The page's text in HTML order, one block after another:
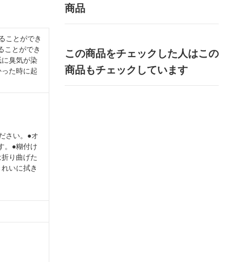
ことができ
ことができ
臭気が染
た時に起
さい。●オ
。●糊付け
り曲げた
いに拭き
商品
この商品をチェックした人はこの
商品もチェックしています